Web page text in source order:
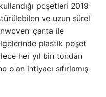
poşetleri 2019
ve uzun süreli
çanta ile
plastik poşet
her yıl bin tondan
ihtiyacı sıfırlamış